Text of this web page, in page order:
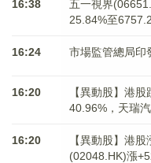
16:38
五一視界
25.84%至
16:24 市場監管總局印
16:20
【異動股】港
40.96%，天瑞
16:20
【異動股】港
(02048.HK)漲